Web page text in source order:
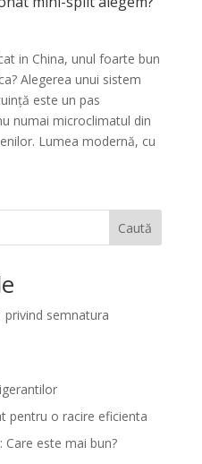
in China, unul foarte bun
Alegerea unui sistem
este un pas
numai microclimatul din
Lumea modernă, cu
Caută
privind semnatura
pentru o racire eficienta
Care este mai bun?